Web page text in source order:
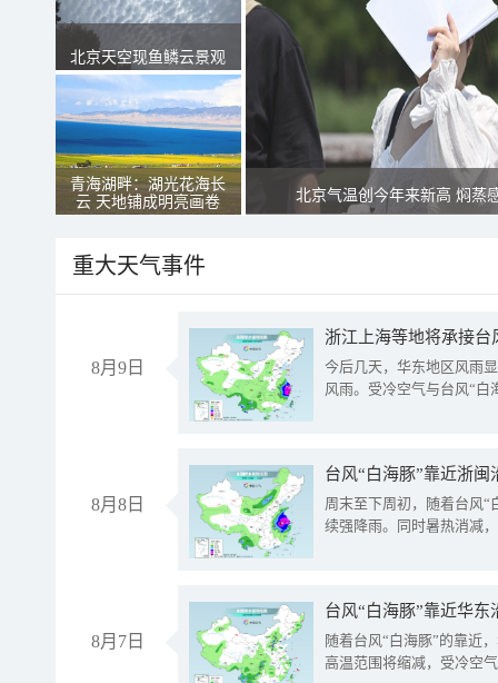
北京天空现鱼鳞云景观
青海湖畔：湖光花海长
云 天地铺成明亮画卷
北京气温创今年来新高 焖蒸
重大天气事件
8月9日
浙江上海等地将承接台
今后几天，华东地区风雨
风雨。受冷空气与台风“白
8月8日
台风“白海豚”靠近浙
周末至下周初，随着台风“
续强降雨。同时暑热消减
8月7日
台风“白海豚”靠近华
随着台风“白海豚”的靠近
高温范围将缩减，受冷空